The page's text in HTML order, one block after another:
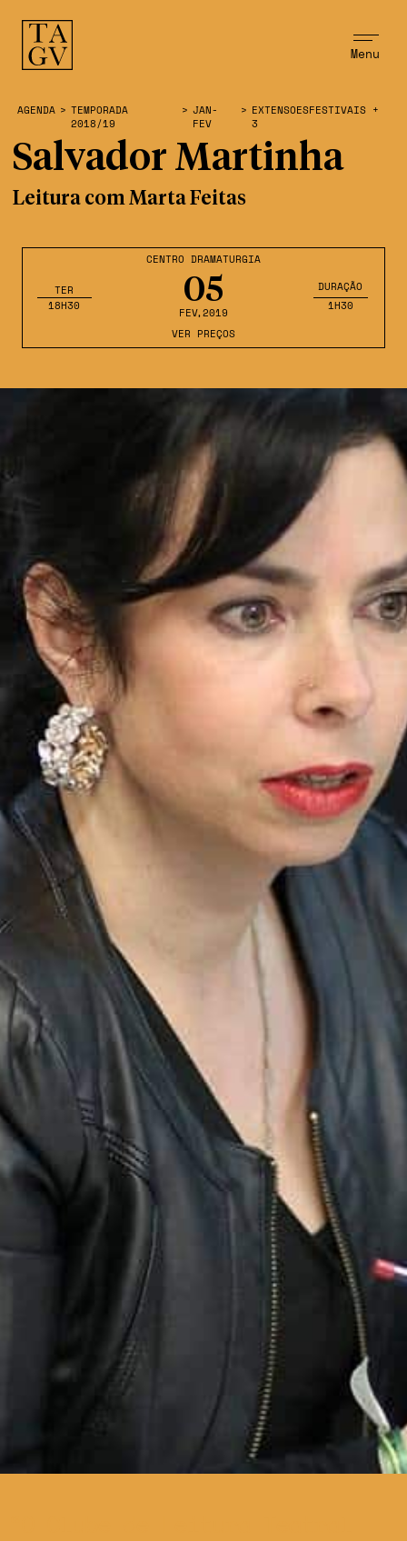
Menu
CENTRO DRAMATURGIA
05
FEV,2019
TER
18H30
DURAÇÃO
1H30
VER PREÇOS
AGENDA > TEMPORADA
2018/19
> JAN-
FEV
> EXTENSOESFESTIVAIS +
3
Salvador Martinha
Leitura com Marta Feitas